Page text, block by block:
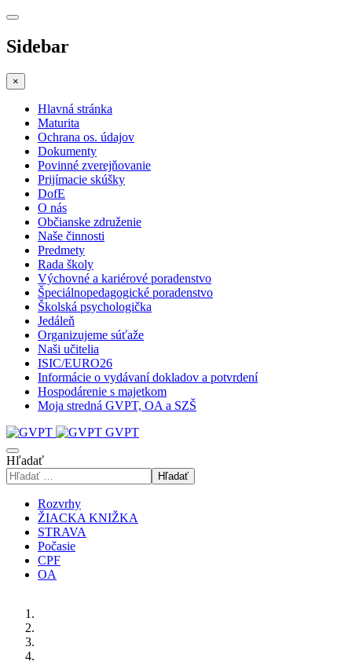
Sidebar
×
Hlavná stránka
Maturita
Ochrana os. údajov
Dokumenty
Povinné zverejňovanie
Prijímacie skúšky
DofE
O nás
Občianske združenie
Naše činnosti
Predmety
Rada školy
Výchovné a kariérové poradenstvo
Špeciálnopedagogické poradenstvo
Školská psychologička
Jedáleň
Organizujeme súťaže
Naši učitelia
ISIC/EURO26
Informácie o vydávaní dokladov a potvrdení
Hospodárenie s majetkom
Moja stredná GVPT, OA a SZŠ
GVPT
Hľadať
Hľadať
Rozvrhy
ŽIACKA KNIŽKA
STRAVA
Počasie
CPF
OA